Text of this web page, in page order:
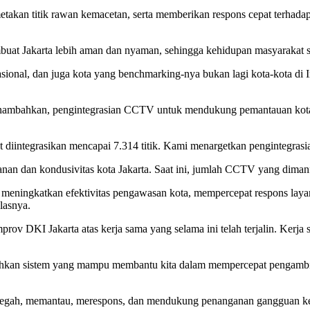
titik rawan kemacetan, serta memberikan respons cepat
Jakarta lebih aman dan nyaman, sehingga kehidupan masyarakat
dan juga kota yang benchmarking-nya bukan lagi kota-kota
pengintegrasian CCTV untuk mendukung pemantauan
mencapai 7.314 titik. Kami menargetkan
dan kondusivitas kota Jakarta. Saat ini, jumlah CCTV yang
efektivitas pengawasan kota, mempercepat respons
DKI Jakarta atas kerja sama yang selama ini telah terjalin.
sistem yang mampu membantu kita dalam mempercepat
memantau, merespons, dan mendukung penanganan gangguan